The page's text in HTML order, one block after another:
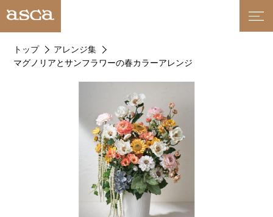
トップ
アレンジ集
マグノリアとサンフラワーの春カラーアレンジ